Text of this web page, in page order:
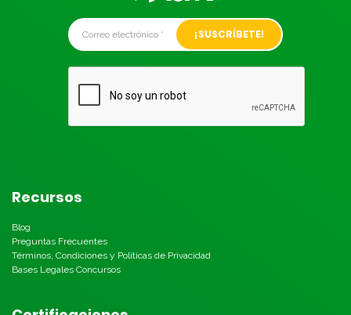
Alternative:
Recursos
Blog
Preguntas Frecuentes
Términos, Condiciones y Políticas de Privacidad
Bases Legales Concursos